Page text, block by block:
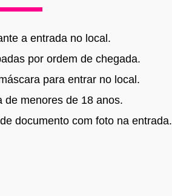
a entrada no local.
por ordem de chegada.
para entrar no local.
de menores de 18 anos.
documento com foto na entrada.